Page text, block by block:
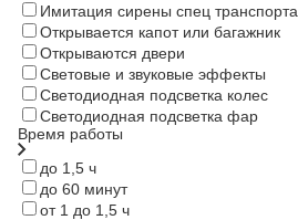
Имитация сирены спец транспорта
Открывается капот или багажник
Открываются двери
Световые и звуковые эффекты
Светодиодная подсветка колес
Светодиодная подсветка фар
Время работы
до 1,5 ч
до 60 минут
от 1 до 1,5 ч